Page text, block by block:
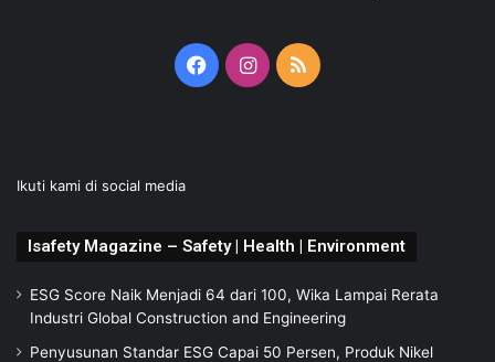
FacebookInstagram
RSS
Ikuti kami di social media
Isafety Magazine – Safety | Health | Environment
ESG Score Naik Menjadi 64 dari 100, Wika Lampai Rerata
Industri Global Construction and Engineering
Penyusunan Standar ESG Capai 50 Persen, Produk Nikel